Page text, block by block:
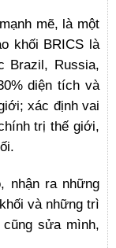
mẽ, là một
khối BRICS là
Brazil, Russia,
diện tích và
xác định vai
trị thế giới,
nhận ra những
và những trì
sửa mình,